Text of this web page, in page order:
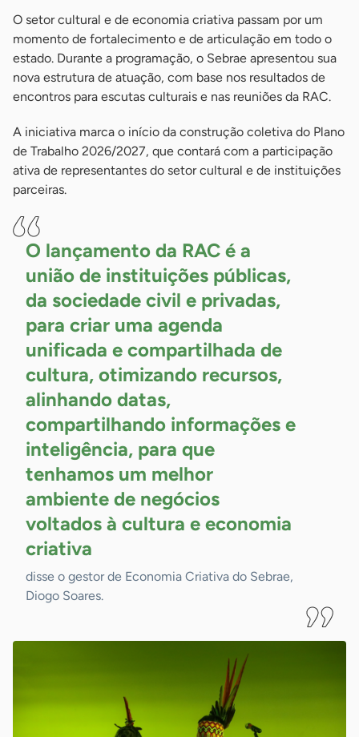
O setor cultural e de economia criativa passam por um
momento de fortalecimento e de articulação em todo o
estado. Durante a programação, o Sebrae apresentou sua
nova estrutura de atuação, com base nos resultados de
encontros para escutas culturais e nas reuniões da RAC.
A iniciativa marca o início da construção coletiva do Plano
de Trabalho 2026/2027, que contará com a participação
ativa de representantes do setor cultural e de instituições
parceiras.
O lançamento da RAC é a
união de instituições públicas,
da sociedade civil e privadas,
para criar uma agenda
unificada e compartilhada de
cultura, otimizando recursos,
alinhando datas,
compartilhando informações e
inteligência, para que
tenhamos um melhor
ambiente de negócios
voltados à cultura e economia
criativa
disse o gestor de Economia Criativa do Sebrae,
Diogo Soares.